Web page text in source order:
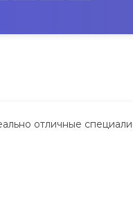
отличные